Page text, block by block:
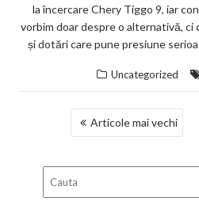
la încercare Chery Tiggo 9, iar
vorbim doar despre o alternativă,
și dotări care pune presiune
Uncategorized
NAVIGARE
ARTICOLE
Articole mai vechi